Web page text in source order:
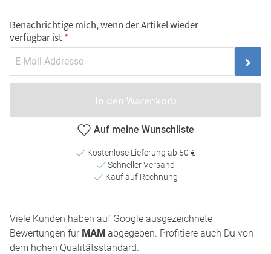
Benachrichtige mich, wenn der Artikel wieder
verfügbar ist
In den Warenkorb
Auf meine Wunschliste
Kostenlose Lieferung ab 50 €
Schneller Versand
Kauf auf Rechnung
Viele Kunden haben auf Google ausgezeichnete
Bewertungen für MAM abgegeben. Profitiere auch Du von
dem hohen Qualitätsstandard.